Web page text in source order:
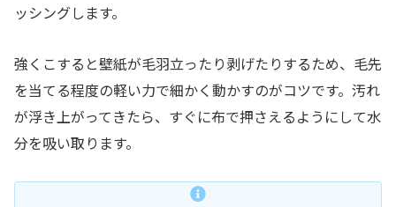
ッシングします。
強くこすると壁紙が毛羽立ったり剥げたりするため、毛先
を当てる程度の軽い力で細かく動かすのがコツです。汚れ
が浮き上がってきたら、すぐに布で押さえるようにして水
分を吸い取ります。